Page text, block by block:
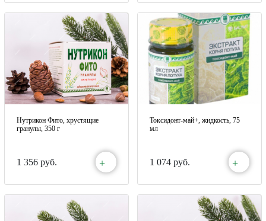
Нутрикон Фито, хрустящие
гранулы, 350 г
1 356 руб. +
Токсидонт-май+, жидкость, 75
мл
1 074 руб. +